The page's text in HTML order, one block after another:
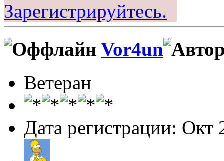
Зарегистрируйтесь.
Vor4un
Ветеран
Дата регистрации: Окт